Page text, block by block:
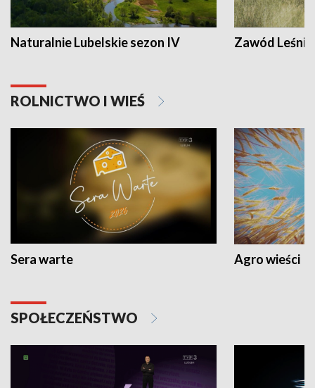
Naturalnie Lubelskie sezon IV Zawód Leśnik
ROLNICTWO I WIEŚ
Sera warte Agro wieści
SPOŁECZEŃSTWO